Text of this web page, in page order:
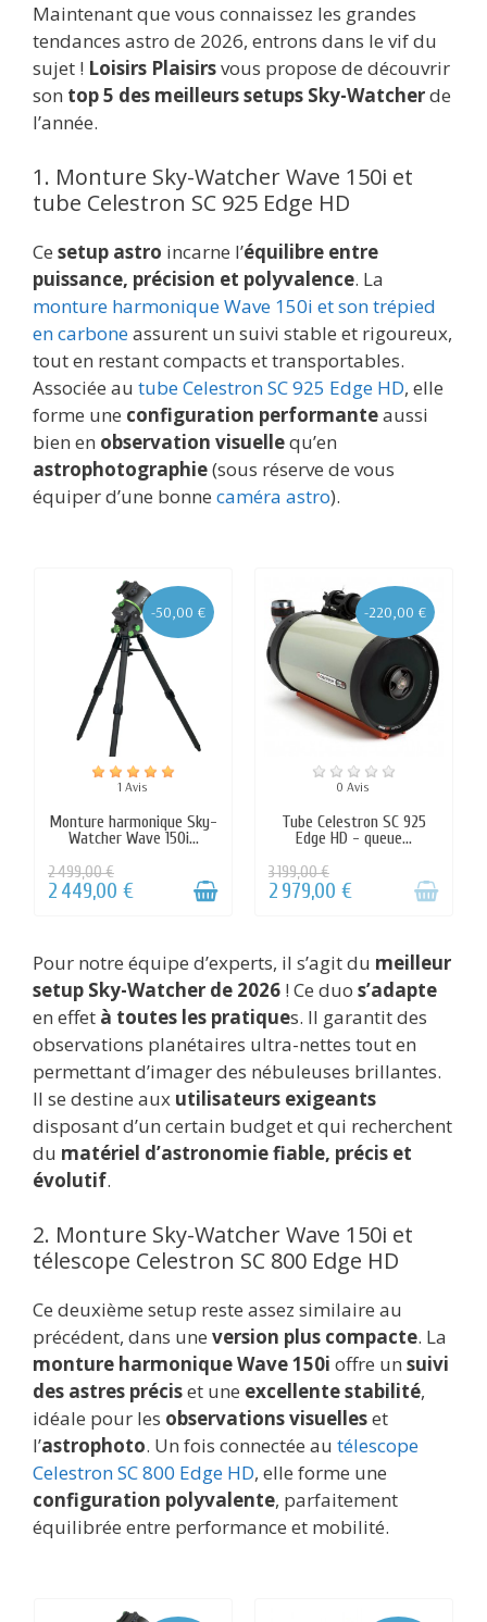
Maintenant que vous connaissez les grandes
tendances astro de 2026, entrons dans le vif du
sujet ! Loisirs Plaisirsvous propose de découvrir
son top 5 des meilleurs setups Sky-Watcherde
l’année.
1. Monture Sky-Watcher Wave 150i et
tube Celestron SC 925 Edge HD
Ce setup astro incarne l’équilibre entre
puissance, précision et polyvalence. La
monture harmonique Wave 150i et son trépied
en carboneassurent un suivi stable et rigoureux,
tout en restant compacts et transportables.
Associée au tube Celestron SC 925 Edge HD, elle
forme une configuration performanteaussi
bien en observation visuellequ’en
astrophotographie(sous réserve de vous
équiper d’une bonne caméra astro).
Pour notre équipe d’experts, il s’agit du meilleur
setup Sky-Watcher de 2026 ! Ce duo s’adapte
en effet à toutes les pratiques. Il garantit des
observations planétaires ultra-nettes tout en
permettant d’imager des nébuleuses brillantes.
Il se destine aux utilisateurs exigeants
disposant d’un certain budget et qui recherchent
du matériel d’astronomie fiable, précis et
évolutif.
2. Monture Sky-Watcher Wave 150i et
télescope Celestron SC 800 Edge HD
Ce deuxième setup reste assez similaire au
précédent, dans une version plus compacte. La
monture harmonique Wave 150i offre un suivi
des astres préciset une excellente stabilité,
idéale pour les observations visuelleset
l’astrophoto. Un fois connectée au télescope
Celestron SC 800 Edge HD, elle forme une
configuration polyvalente, parfaitement
équilibrée entre performance et mobilité.